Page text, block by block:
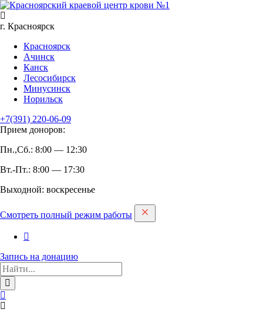
г. Красноярск
Красноярск
Ачинск
Канск
Лесосибирск
Минусинск
Норильск
+7(391) 220-06-09
Прием доноров:
Пн.,Сб.: 8:00 — 12:30
Вт.-Пт.: 8:00 — 17:30
Выходной: воскресенье
Смотреть полный режим работы
Запись на дoнацию